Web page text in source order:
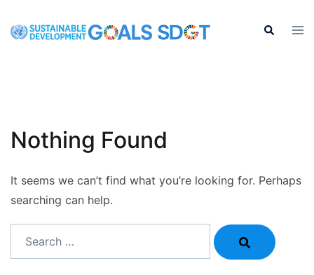
Search
Nothing Found
It seems we can’t find what you’re looking for. Perhaps
searching can help.